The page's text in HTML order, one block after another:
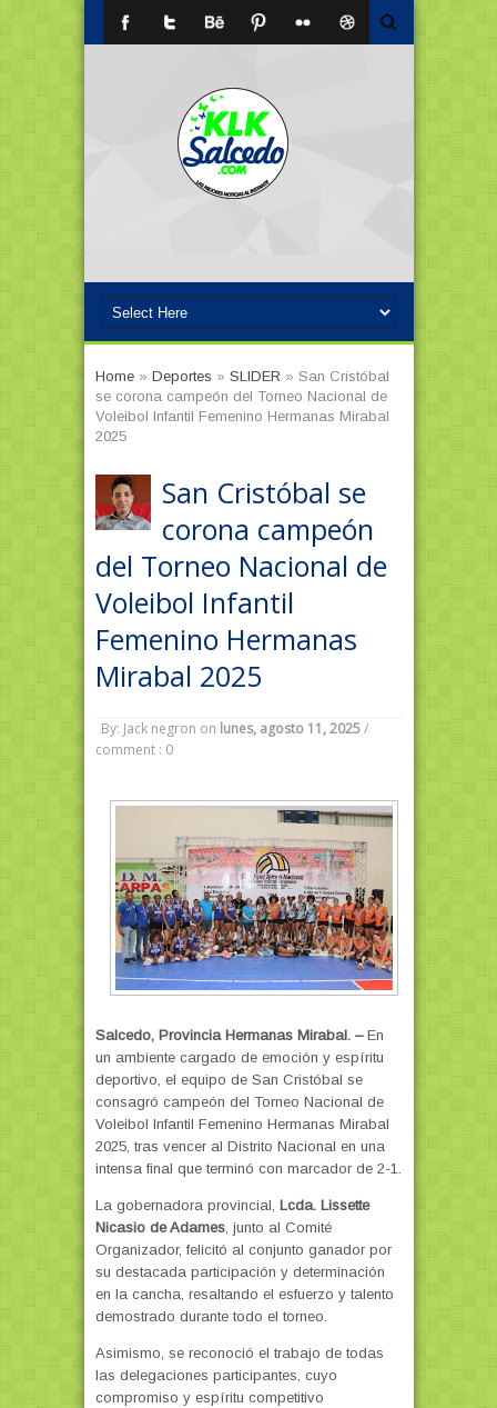
Home» Deportes » SLIDER » San Cristóbal
se corona campeón del Torneo Nacional de
Voleibol Infantil Femenino Hermanas Mirabal
2025
San Cristóbal se
corona campeón
del Torneo Nacional de
Voleibol Infantil
Femenino Hermanas
Mirabal 2025
By: Jack negron on lunes, agosto 11, 2025 /
comment : 0
Salcedo, Provincia Hermanas Mirabal.– En
un ambiente cargado de emoción y espíritu
deportivo, el equipo de San Cristóbal se
consagró campeón del Torneo Nacional de
Voleibol Infantil Femenino Hermanas Mirabal
2025, tras vencer al Distrito Nacional en una
intensa final que terminó con marcador de 2-1.
La gobernadora provincial, Lcda. Lissette
Nicasio de Adames, junto al Comité
Organizador, felicitó al conjunto ganador por
su destacada participación y determinación
en la cancha, resaltando el esfuerzo y talento
demostrado durante todo el torneo.
Asimismo, se reconoció el trabajo de todas
las delegaciones participantes, cuyo
compromiso y espíritu competitivo